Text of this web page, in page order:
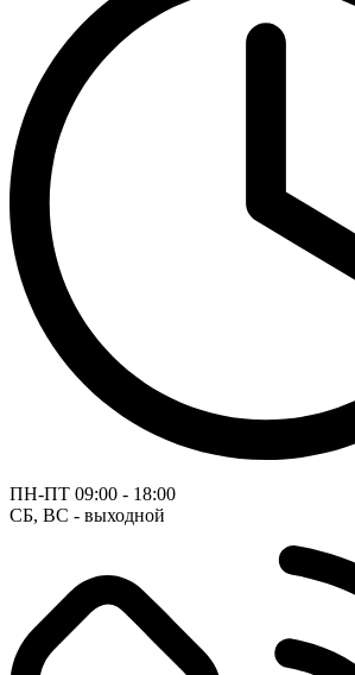
ПН-ПТ 09:00 - 18:00
СБ, ВС - выходной